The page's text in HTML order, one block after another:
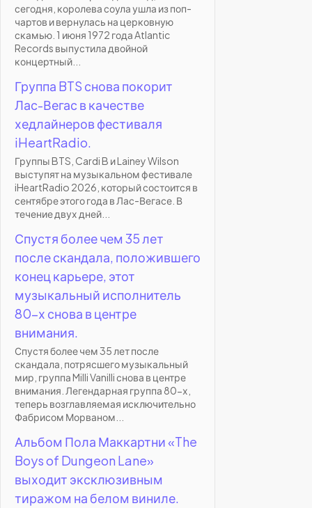
сегодня, королева соула ушла из поп-
чартов и вернулась на церковную
скамью. 1 июня 1972 года Atlantic
Records выпустила двойной
концертный...
Группа BTS снова покорит
Лас-Вегас в качестве
хедлайнеров фестиваля
iHeartRadio.
Группы BTS, Cardi B и Lainey Wilson
выступят на музыкальном фестивале
iHeartRadio 2026, который состоится в
сентябре этого года в Лас-Вегасе. В
течение двух дней...
Спустя более чем 35 лет
после скандала, положившего
конец карьере, этот
музыкальный исполнитель
80-х снова в центре
внимания.
Спустя более чем 35 лет после
скандала, потрясшего музыкальный
мир, группа Milli Vanilli снова в центре
внимания. Легендарная группа 80-х,
теперь возглавляемая исключительно
Фабрисом Морваном...
Альбом Пола Маккартни «The
Boys of Dungeon Lane»
выходит эксклюзивным
тиражом на белом виниле.